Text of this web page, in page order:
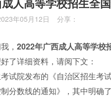
年05月12日 分享：
， 2022年广西成人高等学校
了详细资料，请阅下文：
试院发布的《自治区招生考
分数线的通知》，其中明确